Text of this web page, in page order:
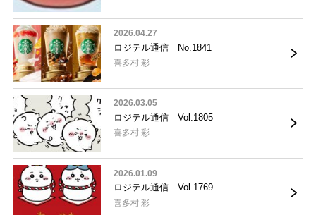
2026.04.27
ロジテル通信 No.1841
喜多村 彩
2026.03.05
ロジテル通信 Vol.1805
喜多村 彩
2026.01.09
ロジテル通信 Vol.1769
喜多村 彩